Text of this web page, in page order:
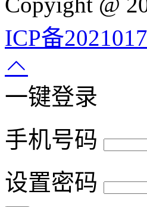
ICP备
一键登录
手机号码
设置密码